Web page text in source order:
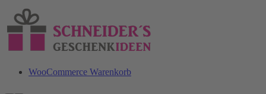
Inhalt
springen
WooCommerce Warenkorb